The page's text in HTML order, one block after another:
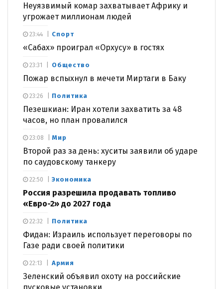
Неуязвимый комар захватывает Африку и
угрожает миллионам людей
Спорт
«Сабах» проиграл «Орхусу» в гостях
23:44
Общество
Пожар вспыхнул в мечети Миртаги в Баку
23:31
Политика
Пезешкиан: Иран хотели захватить за 48
часов, но план провалился
23:26
Мир
Второй раз за день: хуситы заявили об ударе
по саудовскому танкеру
23:08
Экономика
Россия разрешила продавать топливо
«Евро-2» до 2027 года
22:50
Политика
Фидан: Израиль использует переговоры по
Газе ради своей политики
22:32
Армия
Зеленский объявил охоту на российские
22:13